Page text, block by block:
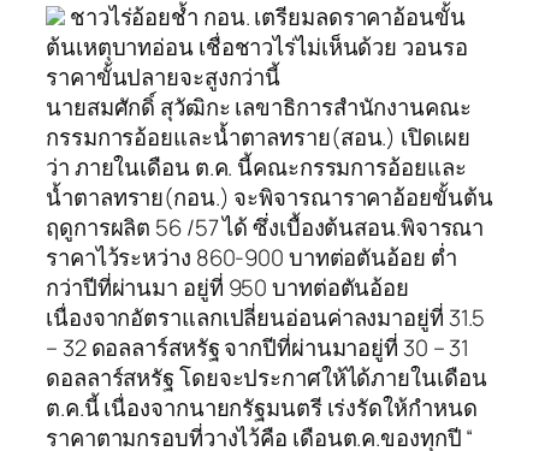
ชาวไร่อ้อยช้ำ กอน. เตรียมลดราคาอ้อนขั้น
ต้นเหตุบาทอ่อน เชื่อชาวไร่ไม่เห็นด้วย วอนรอ
ราคาขั้นปลายจะสูงกว่านี้
นายสมศักดิ์ สุวัฒิกะ เลขาธิการสำนักงานคณะ
กรรมการอ้อยและน้ำตาลทราย(สอน.) เปิดเผย
ว่า ภายในเดือน ต.ค. นี้คณะกรรมการอ้อยและ
น้ำตาลทราย(กอน.) จะพิจารณาราคาอ้อยขั้นต้น
ฤดูการผลิต 56 /57 ได้ ซึ่งเบื้องต้นสอน.พิจารณา
ราคาไว้ระหว่าง 860-900 บาทต่อตันอ้อย ต่ำ
กว่าปีที่ผ่านมา อยู่ที่ 950 บาทต่อตันอ้อย
เนื่องจากอัตราแลกเปลี่ยนอ่อนค่าลงมาอยู่ที่ 31.5
– 32 ดอลลาร์สหรัฐ จากปีที่ผ่านมาอยู่ที่ 30 – 31
ดอลลาร์สหรัฐ โดยจะประกาศให้ได้ภายในเดือน
ต.ค.นี้ เนื่องจากนายกรัฐมนตรี เร่งรัดให้กำหนด
ราคาตามกรอบที่วางไว้คือ เดือนต.ค.ของทุกปี “